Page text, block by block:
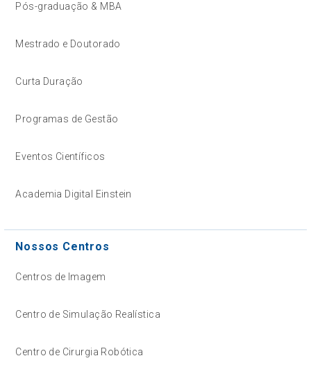
Pós-graduação & MBA
Mestrado e Doutorado
Curta Duração
Programas de Gestão
Eventos Científicos
Academia Digital Einstein
Nossos Centros
Centros de Imagem
Centro de Simulação Realística
Centro de Cirurgia Robótica